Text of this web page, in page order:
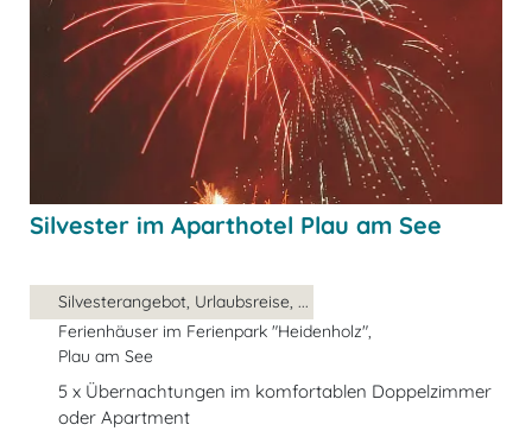
Silvester im Aparthotel Plau am See
Silvesterangebot, Urlaubsreise, ...
Ferienhäuser im Ferienpark "Heidenholz",
Plau am See
5 x Übernachtungen im komfortablen Doppelzimmer
oder Apartment